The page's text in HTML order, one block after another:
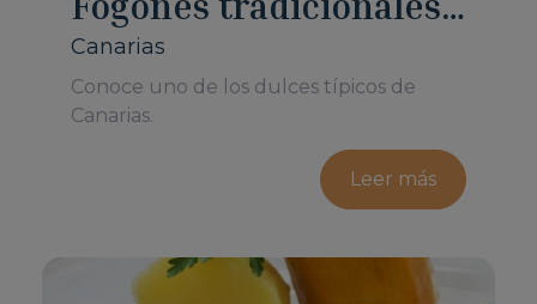
canarios: truchas
canarias
Canarias
Conoce uno de los dulces típicos de
Canarias.
Leer más